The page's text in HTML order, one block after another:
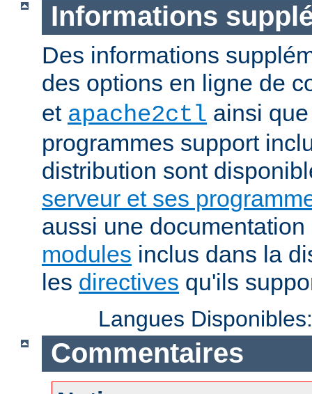
Informations
Des informations
des options en ligne de
et apache2ctl ainsi
programmes support
distribution sont
serveur et ses
aussi une
modules inclus dans la
les directives qu'ils
Langues
Commentaires